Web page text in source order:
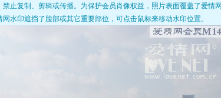
禁止复制、剪辑或传播。为保护会员肖像权益，照片表面覆盖了爱情
网水印遮挡了脸部或其它重要部位，可点击鼠标来移动水印位置。